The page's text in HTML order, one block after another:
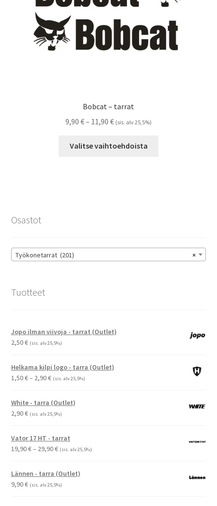
Bobcat – tarrat
9,90 €– 11,90 €Hintaluokka:
-
(sis. alv 25,5%)
Valitse vaihtoehdoista
sivulla.
Osastot
×
Työkonetarrat (201)
Tuotteet
Jopo ilman viivoja - tarrat (Outlet)
2,50€ (sis. alv 25,5%)
Helkama kilpi logo - tarra (Outlet)
1,50€– 2,90€Hintaluokka:
-
(sis. alv 25,5%)
White - tarra (Outlet)
2,90€ (sis. alv 25,5%)
Vator 17 HT - tarrat
19,90€– 29,90€Hintaluokka:
-
(sis. alv 25,5%)
Lännen - tarra (Outlet)
9,90€ (sis. alv 25,5%)